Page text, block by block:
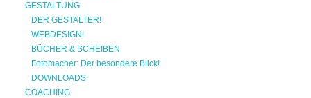
GESTALTUNG
DER GESTALTER!
WEBDESIGN!
BÜCHER & SCHEIBEN
Fotomacher: Der besondere Blick!
DOWNLOADS
COACHING